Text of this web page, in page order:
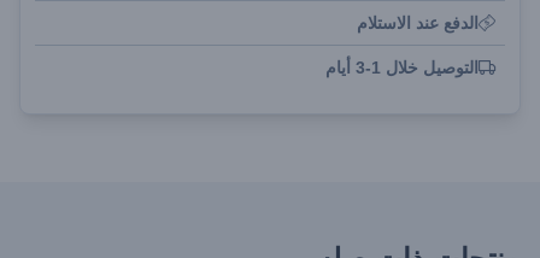
الدفع عند الاستلام
التوصيل خلال 1-3 أيام